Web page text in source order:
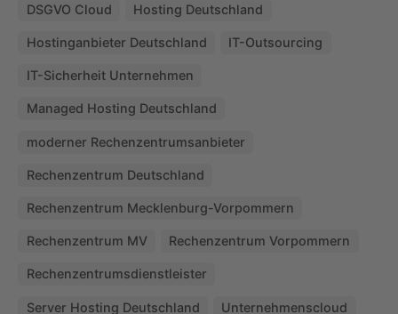
DSGVO Cloud Hosting Deutschland
Hostinganbieter Deutschland IT-Outsourcing
IT-Sicherheit Unternehmen
Managed Hosting Deutschland
moderner Rechenzentrumsanbieter
Rechenzentrum Deutschland
Rechenzentrum Mecklenburg-Vorpommern
Rechenzentrum MV Rechenzentrum Vorpommern
Rechenzentrumsdienstleister
Server Hosting Deutschland Unternehmenscloud